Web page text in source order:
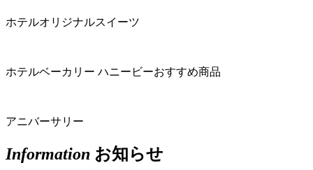
ホテルオリジナルスイーツ
ホテルベーカリー ハニービーおすすめ商品
アニバーサリー
Information お知らせ